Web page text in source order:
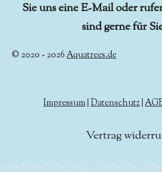
Sie uns eine E-Mail oder
sind gerne für
© 2020 - 2026Aquatrees.de
Impressum Datenschutz
Vertrag